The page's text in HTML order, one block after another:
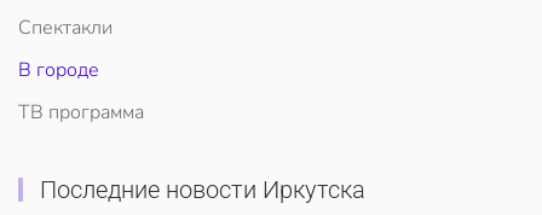
Спектакли
В городе
ТВ программа
Последние новости Иркутска